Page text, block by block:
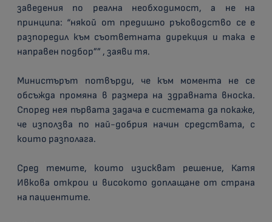
заведения по реална необходимост, а не на
принципа: “някой от предишно ръководство се е
разпоредил към съответната дирекция и така е
направен подбор”” , заяви тя.
Министърът потвърди, че към момента не се
обсъжда промяна в размера на здравната вноска.
Според нея първата задача е системата да покаже,
че използва по най-добрия начин средствата, с
които разполага.
Сред темите, които изискват решение, Катя
Ивкова открои и високото доплащане от страна
на пациентите.